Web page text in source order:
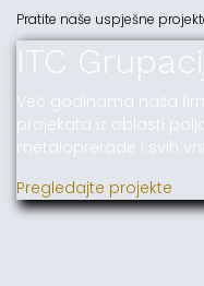
Pratite naše uspješne
ITC
Već godinama naša
projekata iz oblasti
metaloprerade i svih
Pregledajte projekte